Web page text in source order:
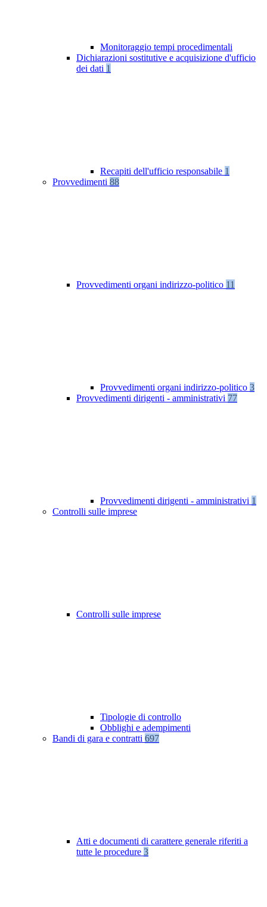
Monitoraggio tempi procedimentali
Dichiarazioni sostitutive e acquisizione d'ufficio
dei dati 1
Recapiti dell'ufficio responsabile 1
Provvedimenti 88
Provvedimenti organi indirizzo-politico 11
Provvedimenti organi indirizzo-politico 3
Provvedimenti dirigenti - amministrativi 77
Provvedimenti dirigenti - amministrativi 1
Controlli sulle imprese
Controlli sulle imprese
Tipologie di controllo
Obblighi e adempimenti
Bandi di gara e contratti 697
Atti e documenti di carattere generale riferiti a
tutte le procedure 3